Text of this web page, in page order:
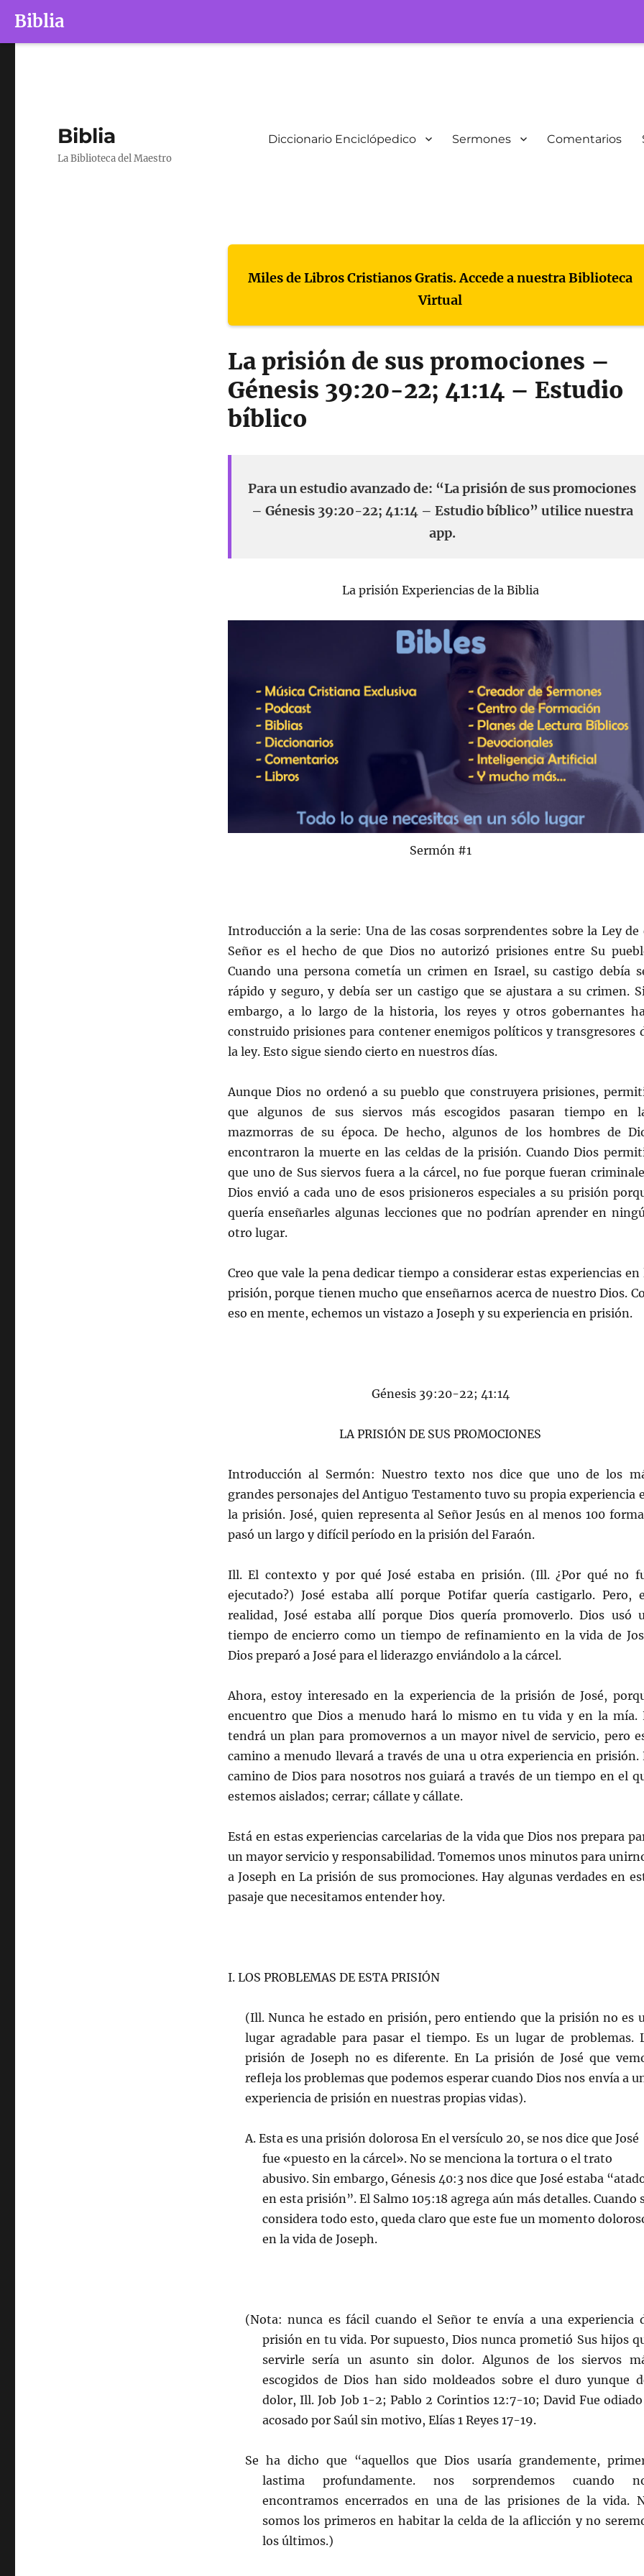
Biblia
Biblia
La Biblioteca del Maestro
Diccionario Enciclópedico Sermones Comentarios
Miles de Libros Cristianos Gratis. Accede a nuestra Biblioteca
Virtual
La prisión de sus promociones –
Génesis 39:20-22; 41:14 – Estudio
bíblico
Para un estudio avanzado de: “La prisión de sus promociones
– Génesis 39:20-22; 41:14 – Estudio bíblico” utilice nuestra
app.
La prisión Experiencias de la Biblia
Sermón #1
Introducción a la serie: Una de las cosas sorprendentes sobre la Ley de
Señor es el hecho de que Dios no autorizó prisiones entre Su
Cuando una persona cometía un crimen en Israel, su castigo debía
rápido y seguro, y debía ser un castigo que se ajustara a su crimen.
embargo, a lo largo de la historia, los reyes y otros gobernantes
construido prisiones para contener enemigos políticos y transgresores
la ley. Esto sigue siendo cierto en nuestros días.
Aunque Dios no ordenó a su pueblo que construyera prisiones,
que algunos de sus siervos más escogidos pasaran tiempo en
mazmorras de su época. De hecho, algunos de los hombres de
encontraron la muerte en las celdas de la prisión. Cuando Dios
que uno de Sus siervos fuera a la cárcel, no fue porque fueran
Dios envió a cada uno de esos prisioneros especiales a su prisión
quería enseñarles algunas lecciones que no podrían aprender en
otro lugar.
Creo que vale la pena dedicar tiempo a considerar estas experiencias en
prisión, porque tienen mucho que enseñarnos acerca de nuestro Dios.
eso en mente, echemos un vistazo a Joseph y su experiencia en prisión.
Génesis 39:20-22; 41:14
LA PRISIÓN DE SUS PROMOCIONES
Introducción al Sermón: Nuestro texto nos dice que uno de los
grandes personajes del Antiguo Testamento tuvo su propia experiencia
la prisión. José, quien representa al Señor Jesús en al menos 100
pasó un largo y difícil período en la prisión del Faraón.
Ill. El contexto y por qué José estaba en prisión. (Ill. ¿Por qué no
ejecutado?) José estaba allí porque Potifar quería castigarlo. Pero,
realidad, José estaba allí porque Dios quería promoverlo. Dios usó
tiempo de encierro como un tiempo de refinamiento en la vida de
Dios preparó a José para el liderazgo enviándolo a la cárcel.
Ahora, estoy interesado en la experiencia de la prisión de José,
encuentro que Dios a menudo hará lo mismo en tu vida y en la mía.
tendrá un plan para promovernos a un mayor nivel de servicio, pero
camino a menudo llevará a través de una u otra experiencia en prisión.
camino de Dios para nosotros nos guiará a través de un tiempo en el
estemos aislados; cerrar; cállate y cállate.
Está en estas experiencias carcelarias de la vida que Dios nos prepara
un mayor servicio y responsabilidad. Tomemos unos minutos para
a Joseph en La prisión de sus promociones. Hay algunas verdades en
pasaje que necesitamos entender hoy.
I. LOS PROBLEMAS DE ESTA PRISIÓN
(Ill. Nunca he estado en prisión, pero entiendo que la prisión no es
lugar agradable para pasar el tiempo. Es un lugar de problemas.
prisión de Joseph no es diferente. En La prisión de José que
refleja los problemas que podemos esperar cuando Dios nos envía a
experiencia de prisión en nuestras propias vidas).
A. Esta es una prisión dolorosa En el versículo 20, se nos dice que José
fue «puesto en la cárcel». No se menciona la tortura o el trato
abusivo. Sin embargo, Génesis 40:3 nos dice que José estaba
en esta prisión”. El Salmo 105:18 agrega aún más detalles. Cuando
considera todo esto, queda claro que este fue un momento
en la vida de Joseph.
(Nota: nunca es fácil cuando el Señor te envía a una experiencia
prisión en tu vida. Por supuesto, Dios nunca prometió Sus hijos
servirle sería un asunto sin dolor. Algunos de los siervos
escogidos de Dios han sido moldeados sobre el duro yunque
dolor, Ill. Job Job 1-2; Pablo 2 Corintios 12:7-10; David Fue
acosado por Saúl sin motivo, Elías 1 Reyes 17-19.
Se ha dicho que “aquellos que Dios usaría grandemente,
lastima profundamente. nos sorprendemos cuando
encontramos encerrados en una de las prisiones de la vida.
somos los primeros en habitar la celda de la aflicción y no
los últimos.)